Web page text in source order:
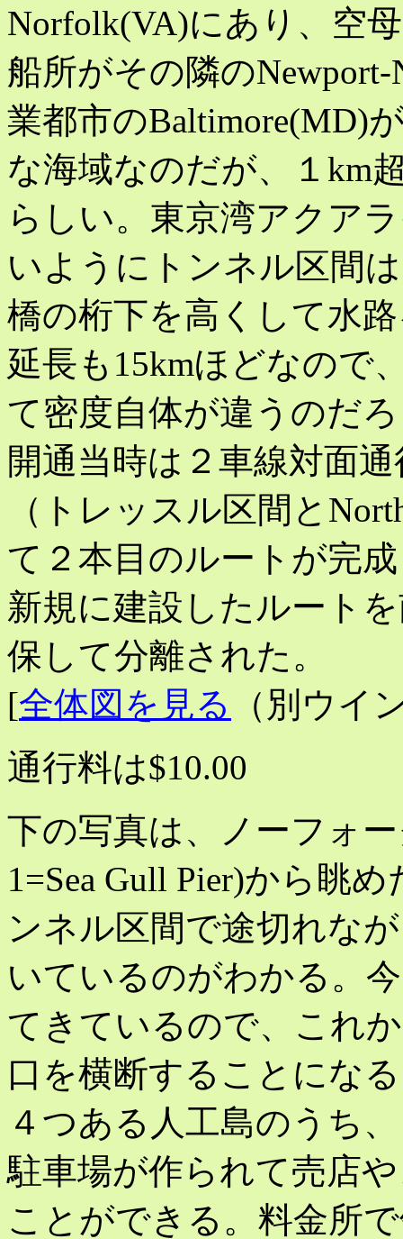
Norfolk(VA)にあり、空
船所がその隣の
業都市のBaltimore(MD)
な海域なのだが、１km
らしい。東京湾アクア
いようにトンネル区間
橋の桁下を高くして水
延長も15kmほどなので
て密度自体が違うのだ
開通当時は２車線対面
（トレッスル区間と
て２本目のルートが完
新規に建設したルート
保して分離された。
[全体図を見る
（別ウイ
通行料は$10.00
下の写真は、ノーフォ
1=Sea Gull Pier)から眺
ンネル区間で途切れな
いているのがわかる。
てきているので、これ
口を横断することにな
４つある人工島のうち
駐車場が作られて売店
ことができる。料金所